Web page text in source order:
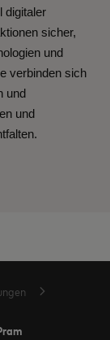
digitaler
sicher,
und
verbinden sich
und
und